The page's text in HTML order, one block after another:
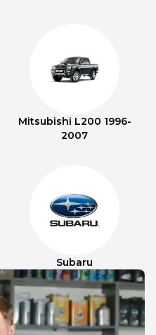
Mitsubishi L200 1996-
2007
Subaru